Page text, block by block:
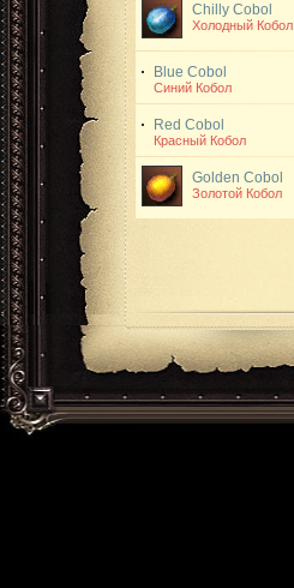
Chilly Cobol
Холодный Кобол
Blue Cobol
Синий Кобол
Red Cobol
Красный Кобол
Golden Cobol
Золотой Кобол